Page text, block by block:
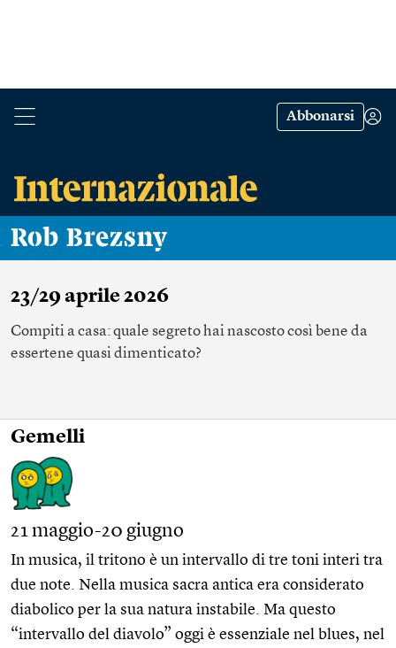
Abbonarsi
Rob Brezsny
23/29 aprile 2026
Compiti a casa: quale segreto hai nascosto così bene da
essertene quasi dimenticato?
Gemelli
21 maggio-20 giugno
In musica, il tritono è un intervallo di tre toni interi tra
due note. Nella musica sacra antica era considerato
diabolico per la sua natura instabile. Ma questo
“intervallo del diavolo” oggi è essenziale nel blues, nel